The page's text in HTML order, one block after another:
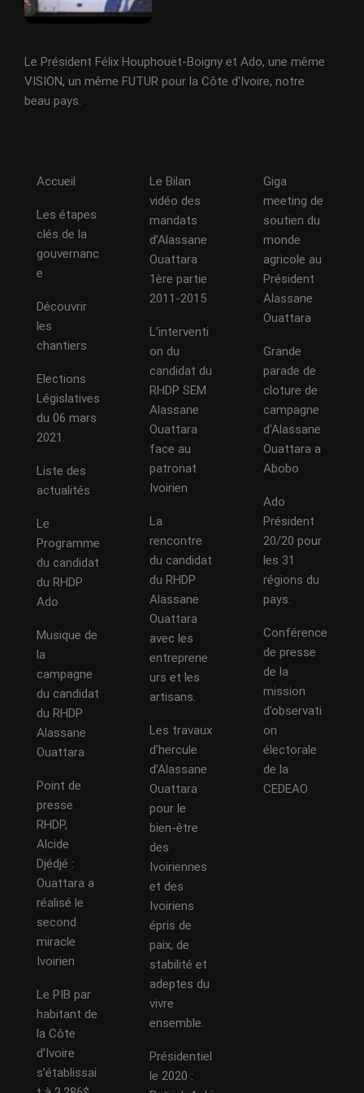
Le Président Félix Houphouët-Boigny et Ado, une même
VISION, un même FUTUR pour la Côte d'Ivoire, notre
beau pays.
Accueil
Les étapes
clés de la
gouvernanc
e
Découvrir
les
chantiers
Elections
Législatives
du 06 mars
2021.
Liste des
actualités
Le
Programme
du candidat
du RHDP
Ado
Musique de
la
campagne
du candidat
du RHDP
Alassane
Ouattara
Point de
presse
RHDP,
Alcide
Djédjé :
Ouattara a
réalisé le
second
miracle
Ivoirien
Le PIB par
habitant de
la Côte
d’Ivoire
s’établissai
Le Bilan
vidéo des
mandats
d’Alassane
Ouattara
1ère partie
2011-2015
L’interventi
on du
candidat du
RHDP SEM
Alassane
Ouattara
face au
patronat
Ivoirien
La
rencontre
du candidat
du RHDP
Alassane
Ouattara
avec les
entreprene
urs et les
artisans.
Les travaux
d’hercule
d’Alassane
Ouattara
pour le
bien-être
des
Ivoiriennes
et des
Ivoiriens
épris de
paix, de
stabilité et
adeptes du
vivre
ensemble.
Présidentiel
le 2020 :
Giga
meeting de
soutien du
monde
agricole au
Président
Alassane
Ouattara
Grande
parade de
cloture de
campagne
d’Alassane
Ouattara a
Abobo
Ado
Président
20/20 pour
les 31
régions du
pays.
Conférence
de presse
de la
mission
d’observati
on
électorale
de la
CEDEAO